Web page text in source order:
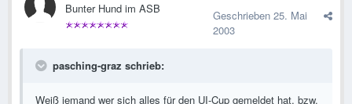
Bunter Hund im ASB Geschrieben 25. Mai
2003
pasching-graz schrieb:
Weiß jemand wer sich alles für den UI-Cup gemeldet hat, bzw.